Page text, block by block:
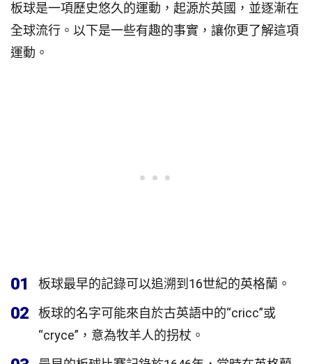
板球是一項歷史悠久的運動，起源於英國，並逐漸在
全球流行。以下是一些有趣的事實，讓你更了解這項
運動。
01 板球最早的記錄可以追溯到16世紀的英格蘭。
02
板球的名字可能來自於古英語中的“cricc”或
“cryce”，意為牧羊人的拐杖。